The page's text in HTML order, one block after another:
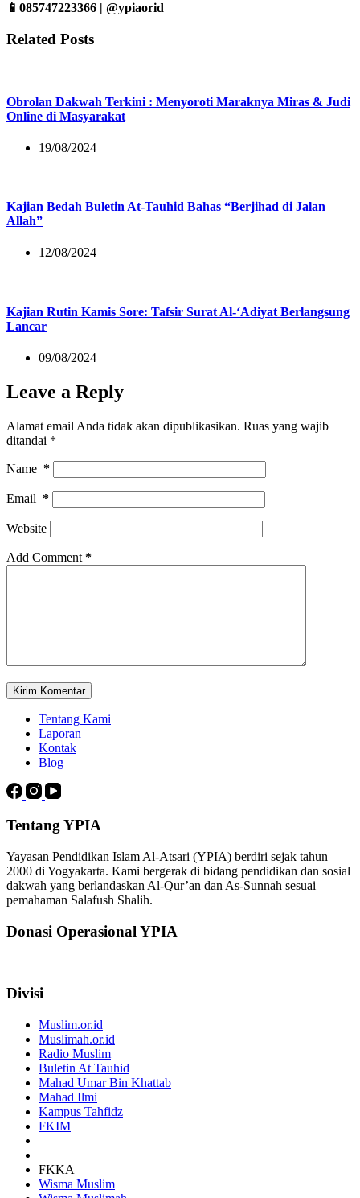
📱 085747223366 | @ypiaorid
Related Posts
Obrolan Dakwah Terkini : Menyoroti Maraknya Miras & Judi
Online di Masyarakat
19/08/2024
Kajian Bedah Buletin At-Tauhid Bahas “Berjihad di Jalan
Allah”
12/08/2024
Kajian Rutin Kamis Sore: Tafsir Surat Al-‘Adiyat Berlangsung
Lancar
09/08/2024
Leave a Reply
Alamat email Anda tidak akan dipublikasikan. Ruas yang wajib
ditandai *
Name *
Email *
Website
Add Comment *
Kirim Komentar
Tentang Kami
Laporan
Kontak
Blog
Tentang YPIA
Yayasan Pendidikan Islam Al-Atsari (YPIA) berdiri sejak tahun
2000 di Yogyakarta. Kami bergerak di bidang pendidikan dan sosial
dakwah yang berlandaskan Al-Qur’an dan As-Sunnah sesuai
pemahaman Salafush Shalih.
Donasi Operasional YPIA
Divisi
Muslim.or.id
Muslimah.or.id
Radio Muslim
Buletin At Tauhid
Mahad Umar Bin Khattab
Mahad Ilmi
Kampus Tahfidz
FKIM
FKKA
Wisma Muslim